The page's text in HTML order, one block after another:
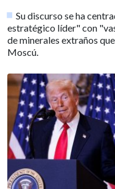
Su discurso se ha
estratégico líder" con
de minerales extraños
Moscú.